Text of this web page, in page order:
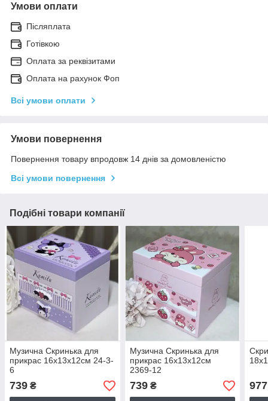
Умови оплати
Післяплата
Готівкою
Оплата за реквізитами
Оплата на рахунок Фоп
Всі умови оплати
Умови повернення
Повернення товару впродовж 14 днів за домовленістю
Всі умови повернення
Подібні товари компанії
Музична Скринька для
прикрас 16х13х12см 24-3-
6
739 ₴
Музична Скринька для
прикрас 16х13х12см
2369-12
739₴ 977